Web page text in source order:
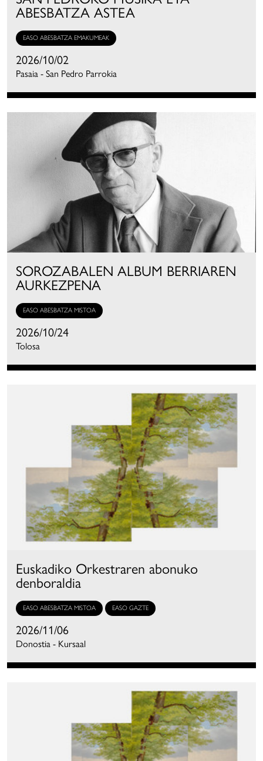
ABESBATZA ASTEA
EASO ABESBATZA EMAKUMEAK
2026/10/02
Pasaia - San Pedro Parrokia
SOROZABALEN ALBUM BERRIAREN
AURKEZPENA
EASO ABESBATZA MISTOA
2026/10/24
Tolosa
Euskadiko Orkestraren abonuko
denboraldia
EASO ABESBATZA MISTOA EASO GAZTE
2026/11/06
Donostia - Kursaal